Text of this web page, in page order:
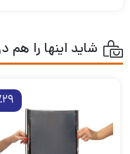
شاید اینها را